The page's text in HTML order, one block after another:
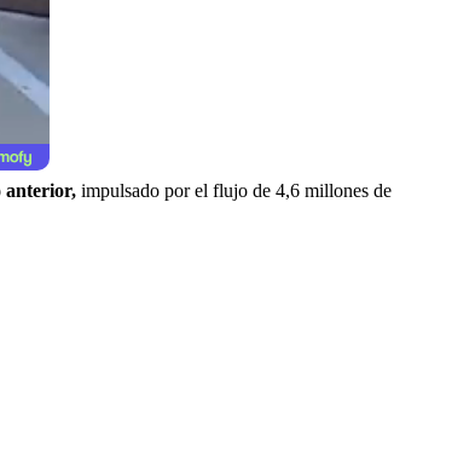
anterior, impulsado por el flujo de 4,6 millones de